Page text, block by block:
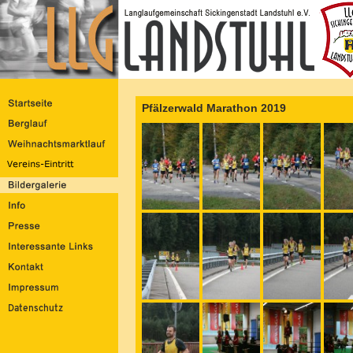
Pfälzerwald Marathon 2019